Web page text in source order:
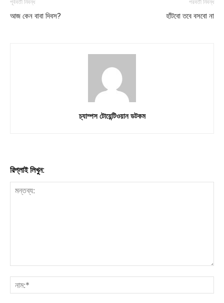
Subscription Plans
My account
পূর্ববর্তী নিবন্ধ
আজ কেন বাবা দিবস?
পরবর্তী নিবন্ধ
হাঁটবো তবে বসবো না
চ্যাম্পস টোয়েন্টিওয়ান ডটকম
রিপ্লাই লিখুন: